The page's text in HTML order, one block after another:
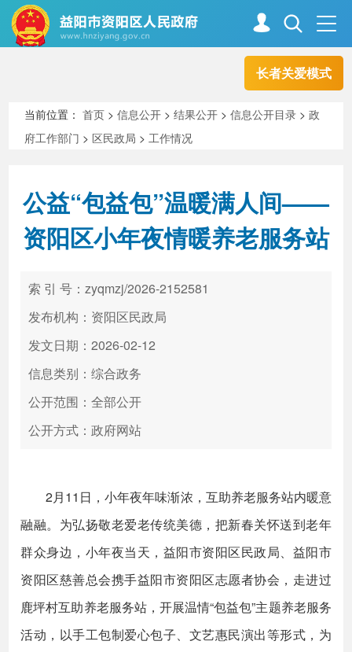
长者关爱模式
走进资阳
新闻中心 解读回应
政务服务
高效办成一件事
当前位置：首页 >信息公开 >结果公开 >信息公开目录 >政
府工作部门 > 区民政局 >工作情况
公益“包益包”温暖满人间——
资阳区小年夜情暖养老服务站
索 引 号：zyqmzj/2026-2152581
发布机构：资阳区民政局
发文日期：2026-02-12
信息类别：综合政务
公开范围：全部公开
公开方式：政府网站
2月11日，小年夜年味渐浓，互助养老服务站内暖意
融融。为弘扬敬老爱老传统美德，把新春关怀送到老年
群众身边，小年夜当天，益阳市资阳区民政局、益阳市
资阳区慈善总会携手益阳市资阳区志愿者协会，走进过
鹿坪村互助养老服务站，开展温情“包益包”主题养老服务
活动，以手工包制爱心包子、文艺惠民演出等形式，为